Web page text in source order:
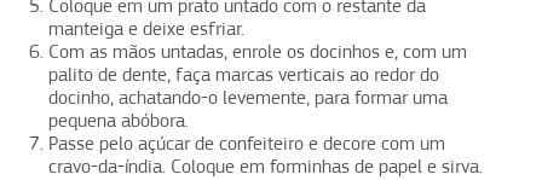
Coloque em um prato untado com o restante da
manteiga e deixe esfriar.
Com as mãos untadas, enrole os docinhos e, com um
palito de dente, faça marcas verticais ao redor do
docinho, achatando-o levemente, para formar uma
pequena abóbora.
Passe pelo açúcar de confeiteiro e decore com um
cravo-da-índia. Coloque em forminhas de papel e sirva.